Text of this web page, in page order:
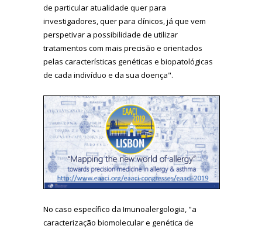
de particular atualidade quer para
investigadores, quer para clínicos, já que vem
perspetivar a possibilidade de utilizar
tratamentos com mais precisão e orientados
pelas características genéticas e biopatológicas
de cada indivíduo e da sua doença".
No caso específico da Imunoalergologia, "a
caracterização biomolecular e genética de